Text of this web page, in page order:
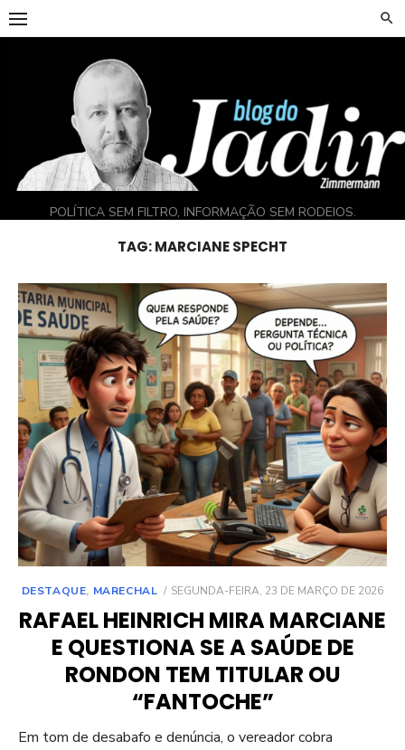
Skip
to
POLÍTICA SEM FILTRO, INFORMAÇÃO SEM RODEIOS.
TAG:MARCIANE SPECHT
DESTAQUE, MARECHAL
POSTED
SEGUNDA-FEIRA, 23 DE MARÇO DE 2026
RAFAEL HEINRICH MIRA MARCIANE
E QUESTIONA SE A SAÚDE DE
RONDON TEM TITULAR OU
“FANTOCHE”
Em tom de desabafo e denúncia, o vereador cobra